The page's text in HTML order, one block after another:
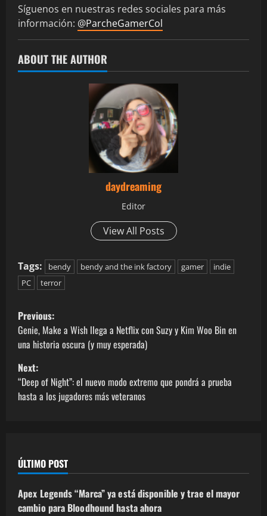
Síguenos en nuestras redes sociales para más
información: @ParcheGamerCol
ABOUT THE AUTHOR
daydreaming
Editor
View All Posts
Tags: bendy bendy and the ink factory gamer
indie
PC
terror
Previous:
Genie, Make a Wish llega a Netflix con Suzy y Kim Woo Bin en
una historia oscura (y muy esperada)
Next:
“Deep of Night”: el nuevo modo extremo que pondrá a prueba
hasta a los jugadores más veteranos
ÚLTIMO POST
Apex Legends “Marca” ya está disponible y trae el mayor
cambio para Bloodhound hasta ahora